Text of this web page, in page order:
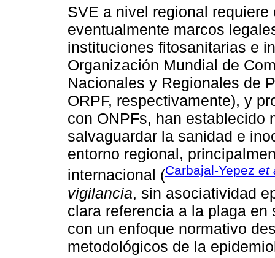
SVE a nivel regional
eventualmente marcos
instituciones fitosanitarias e
Organización Mundial de
Nacionales y Regionales de
ORPF, respectivamente), y
con ONPFs, han establecido
salvaguardar la sanidad e
entorno regional,
internacional (Carbajal-Yepez et
vigilancia, sin asociatividad
clara referencia a la plaga
con un enfoque normativo
metodológicos de la